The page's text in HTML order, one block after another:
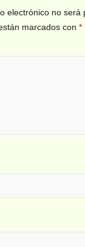
electrónico no será
marcados con *